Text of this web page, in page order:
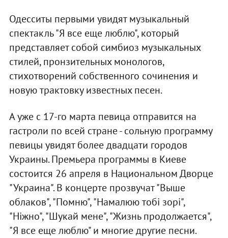
Одесситы первыми увидят музыкальный
спектакль "Я все еще люблю", который
представляет собой симбиоз музыкальных
стилей, пронзительных монологов,
стихотворений собственного сочинения и
новую трактовку известных песен.
А уже с 17-го марта певица отправится на
гастроли по всей стране - сольную программу
певицы увидят более двадцати городов
Украины. Премьера программы в Киеве
состоится 26 апреля в Национальном Дворце
"Украина". В концерте прозвучат "Выше
облаков", "Помню", "Намалюю тобi зорi",
"Нiжно", "Шукай мене", "Жизнь продолжается",
"Я все еще люблю" и многие другие песни.